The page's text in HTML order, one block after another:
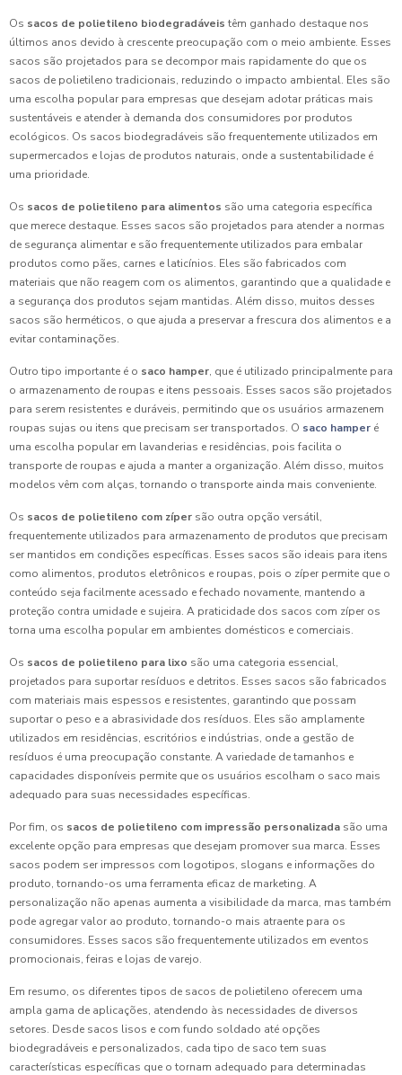
Os sacos de polietileno biodegradáveis têm ganhado destaque nos
últimos anos devido à crescente preocupação com o meio ambiente. Esses
sacos são projetados para se decompor mais rapidamente do que os
sacos de polietileno tradicionais, reduzindo o impacto ambiental. Eles são
uma escolha popular para empresas que desejam adotar práticas mais
sustentáveis e atender à demanda dos consumidores por produtos
ecológicos. Os sacos biodegradáveis são frequentemente utilizados em
supermercados e lojas de produtos naturais, onde a sustentabilidade é
uma prioridade.
Os sacos de polietileno para alimentos são uma categoria específica
que merece destaque. Esses sacos são projetados para atender a normas
de segurança alimentar e são frequentemente utilizados para embalar
produtos como pães, carnes e laticínios. Eles são fabricados com
materiais que não reagem com os alimentos, garantindo que a qualidade e
a segurança dos produtos sejam mantidas. Além disso, muitos desses
sacos são herméticos, o que ajuda a preservar a frescura dos alimentos e a
evitar contaminações.
Outro tipo importante é o saco hamper, que é utilizado principalmente para
o armazenamento de roupas e itens pessoais. Esses sacos são projetados
para serem resistentes e duráveis, permitindo que os usuários armazenem
roupas sujas ou itens que precisam ser transportados. O saco hamper é
uma escolha popular em lavanderias e residências, pois facilita o
transporte de roupas e ajuda a manter a organização. Além disso, muitos
modelos vêm com alças, tornando o transporte ainda mais conveniente.
Os sacos de polietileno com zíper são outra opção versátil,
frequentemente utilizados para armazenamento de produtos que precisam
ser mantidos em condições específicas. Esses sacos são ideais para itens
como alimentos, produtos eletrônicos e roupas, pois o zíper permite que o
conteúdo seja facilmente acessado e fechado novamente, mantendo a
proteção contra umidade e sujeira. A praticidade dos sacos com zíper os
torna uma escolha popular em ambientes domésticos e comerciais.
Os sacos de polietileno para lixo são uma categoria essencial,
projetados para suportar resíduos e detritos. Esses sacos são fabricados
com materiais mais espessos e resistentes, garantindo que possam
suportar o peso e a abrasividade dos resíduos. Eles são amplamente
utilizados em residências, escritórios e indústrias, onde a gestão de
resíduos é uma preocupação constante. A variedade de tamanhos e
capacidades disponíveis permite que os usuários escolham o saco mais
adequado para suas necessidades específicas.
Por fim, os sacos de polietileno com impressão personalizada são uma
excelente opção para empresas que desejam promover sua marca. Esses
sacos podem ser impressos com logotipos, slogans e informações do
produto, tornando-os uma ferramenta eficaz de marketing. A
personalização não apenas aumenta a visibilidade da marca, mas também
pode agregar valor ao produto, tornando-o mais atraente para os
consumidores. Esses sacos são frequentemente utilizados em eventos
promocionais, feiras e lojas de varejo.
Em resumo, os diferentes tipos de sacos de polietileno oferecem uma
ampla gama de aplicações, atendendo às necessidades de diversos
setores. Desde sacos lisos e com fundo soldado até opções
biodegradáveis e personalizados, cada tipo de saco tem suas
características específicas que o tornam adequado para determinadas